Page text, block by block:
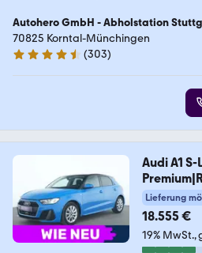
Autohero GmbH - Abholstation
70825 Korntal-Münchingen
4.4 Sterne
(303)
Audi A1
HZ
Lieferung
18.555 €
19% MwSt.